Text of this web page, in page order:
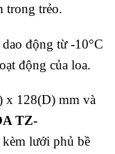
trong trẻo.
động từ -10°C
động của loa.
x 128(D) mm và
TZ-
lưới phủ bề